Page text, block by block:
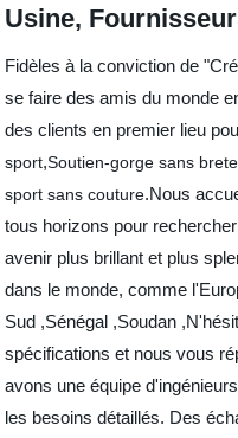
Usine,
Fidèles à la conviction de
se faire des amis du monde
des clients en premier lieu
sport,Soutien-gorge sans
sport sans couture.Nous
tous horizons pour
avenir plus brillant et plus
dans le monde, comme
Sud ,Sénégal ,Soudan
spécifications et nous vous
avons une équipe
les besoins détaillés. Des